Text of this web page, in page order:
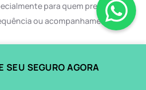
para quem precisa de
ou acompanhamento de
suporte e
SEU SEGURO AGORA